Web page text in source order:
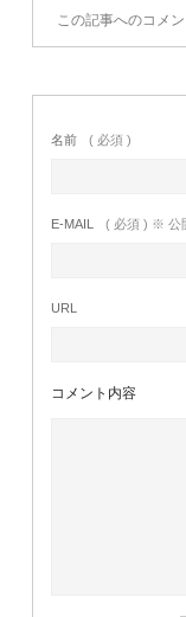
この記事へのコメ
名前 ( 必須 )
E-MAIL ( 必須 ) ※ 公
URL
コメント内容